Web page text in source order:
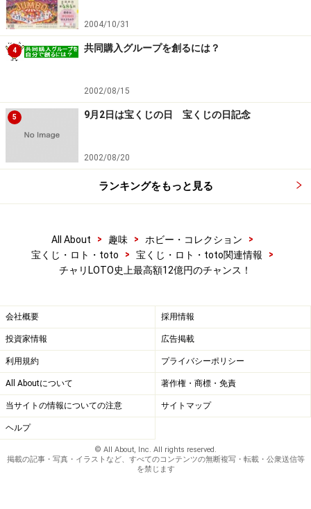
2004/10/31
4 共同購入グループを創るには？
2002/08/15
5 9月2日は宝くじの日 宝くじの日記念
2002/08/20
ランキングをもっと見る
All About > 趣味 > ホビー・コレクション
>
宝くじ・ロト・toto
> 宝くじ・ロト・toto関連情報
>
チャリLOTO史上最高額12億円のチャンス！
会社概要 採用情報
投資家情報 広告掲載
利用規約 プライバシーポリシー
All Aboutについて 著作権・商標・免責
当サイトの情報についての注意 サイトマップ
ヘルプ
© All About, Inc. All rights reserved.
掲載の記事・写真・イラストなど、すべてのコンテンツの無断複写・転載・公衆送信等
を禁じます